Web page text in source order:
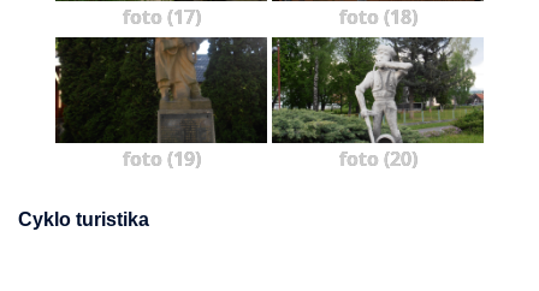
foto (17) foto (18)
foto (19) foto (20)
Cyklo turistika